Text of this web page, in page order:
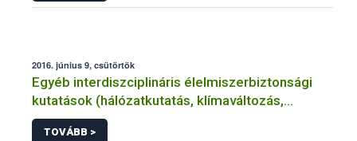
2016. június 9, csütörtök
Egyéb interdiszciplináris élelmiszerbiztonsági
kutatások (hálózatkutatás, klímaváltozás,
járványtan) referencialistája
TOVÁBB >